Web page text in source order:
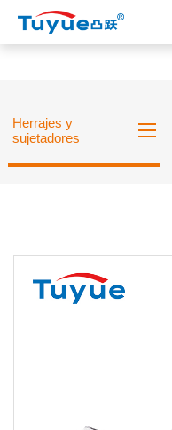
Herrajes y
sujetadores